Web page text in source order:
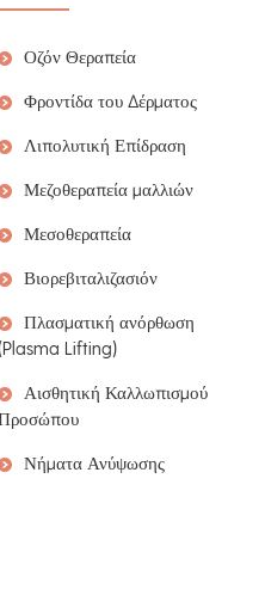
Οζόν Θεραπεία
Φροντίδα του Δέρματος
Λιπολυτική Επίδραση
Μεζοθεραπεία μαλλιών
Μεσοθεραπεία
Βιορεβιταλιζασιόν
Πλασματική ανόρθωση
Lifting)
Αισθητική Καλλωπισμού
Νήματα Ανύψωσης